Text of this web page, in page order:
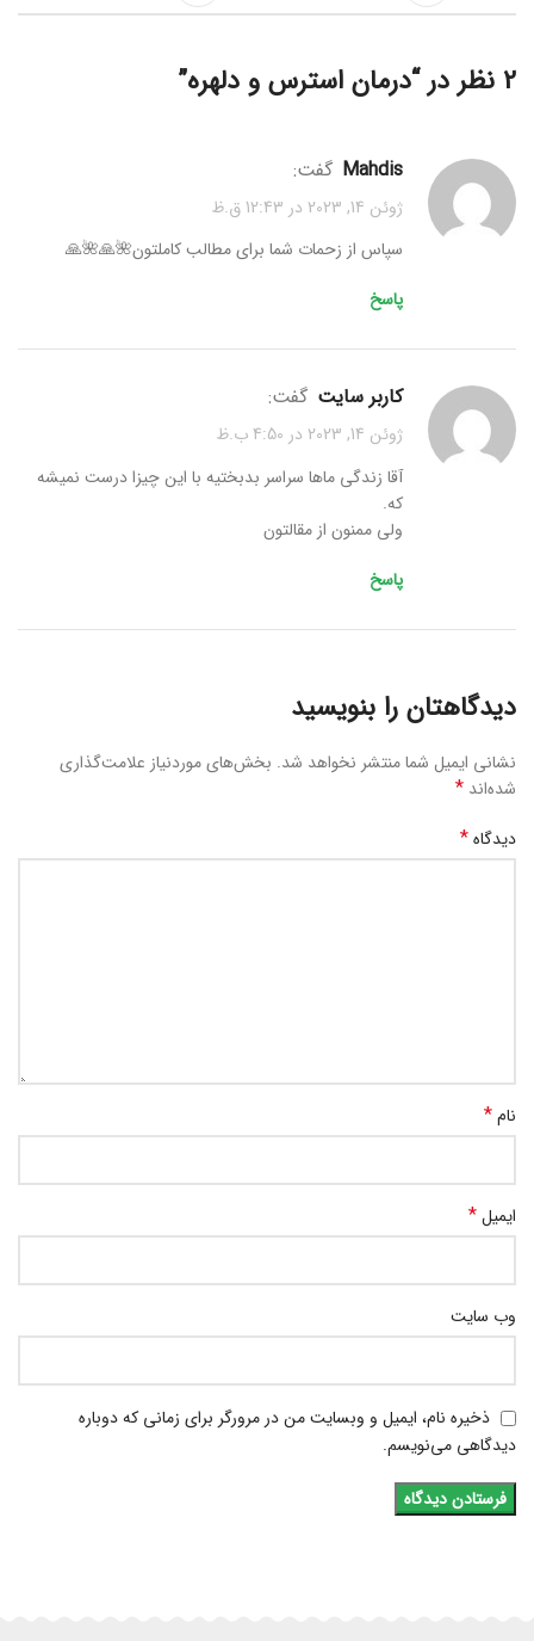
2 نظر در “ درمان استرس و دلهره”
mahdis گفت:
ژوئن 14, 2023 در 12:43 ق.ظ
سپاس از زحمات شما برای مطالب کاملتون🌺🙏🌺🙏
پاسخ
کاربر سایت گفت:
ژوئن 14, 2023 در 4:50 ب.ظ
آقا زندگی ماها سراسر بدبختیه با این چیزا درست نمیشه
که.
ولی ممنون از مقالتون
پاسخ
دیدگاهتان را بنویسید
نشانی ایمیل شما منتشر نخواهد شد. بخش‌های موردنیاز علامت‌گذاری
شده‌اند *
دیدگاه*
نام*
ایمیل*
وب‌ سایت
ذخیره نام، ایمیل و وبسایت من در مرورگر برای زمانی که دوباره
دیدگاهی می‌نویسم.